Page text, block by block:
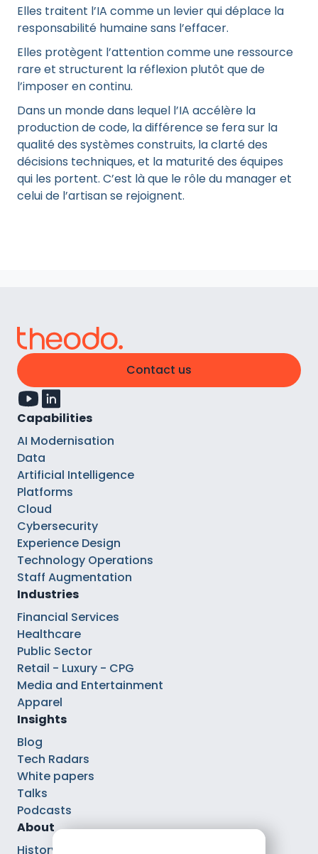
Elles traitent l’IA comme un levier qui déplace la
responsabilité humaine sans l’effacer.
Elles protègent l’attention comme une ressource
rare et structurent la réflexion plutôt que de
l’imposer en continu.
Dans un monde dans lequel l’IA accélère la
production de code, la différence se fera sur la
qualité des systèmes construits, la clarté des
décisions techniques, et la maturité des équipes
qui les portent. C’est là que le rôle du manager et
celui de l’artisan se rejoignent.
Contact us
Capabilities
AI Modernisation
Data
Artificial Intelligence
Platforms
Cloud
Cybersecurity
Experience Design
Technology Operations
Staff Augmentation
Industries
Financial Services
Healthcare
Public Sector
Retail - Luxury - CPG
Media and Entertainment
Apparel
Insights
Blog
Tech Radars
White papers
Talks
Podcasts
About
History